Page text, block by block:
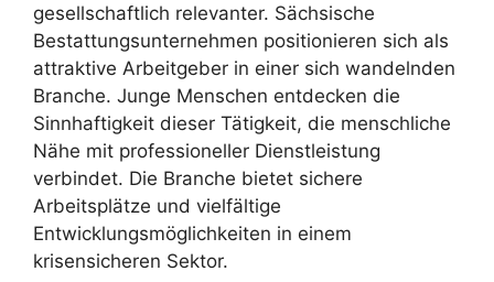
gesellschaftlich relevanter. Sächsische
Bestattungsunternehmen positionieren sich als
attraktive Arbeitgeber in einer sich wandelnden
Branche. Junge Menschen entdecken die
Sinnhaftigkeit dieser Tätigkeit, die menschliche
Nähe mit professioneller Dienstleistung
verbindet. Die Branche bietet sichere
Arbeitsplätze und vielfältige
Entwicklungsmöglichkeiten in einem
krisensicheren Sektor.